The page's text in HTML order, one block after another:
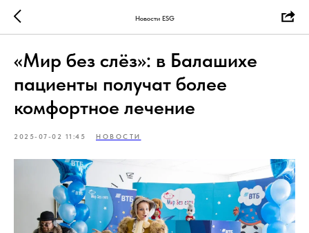
Новости ESG
«Мир без слёз»: в Балашихе
пациенты получат более
комфортное лечение
2025-07-02 11:45 НОВОСТИ